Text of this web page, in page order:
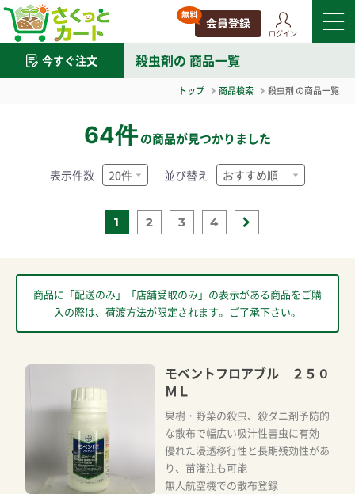
ログイン
今すぐ注文 殺虫剤の 商品一覧
トップ 商品検索 殺虫剤 の商品一覧
64件の商品が見つかりました
1 2 3 4
表示件数 並び替え
商品に「配送のみ」「店舗受取のみ」の表示がある商品をご購
入の際は、荷渡方法が限定されます。ご了承下さい。
モベントフロアブル ２５０
ＭＬ
果樹・野菜の殺虫、殺ダニ剤予防的
な散布で幅広い吸汁性害虫に有効
優れた浸透移行性と長期残効性があ
り、苗潅注も可能
無人航空機での散布登録